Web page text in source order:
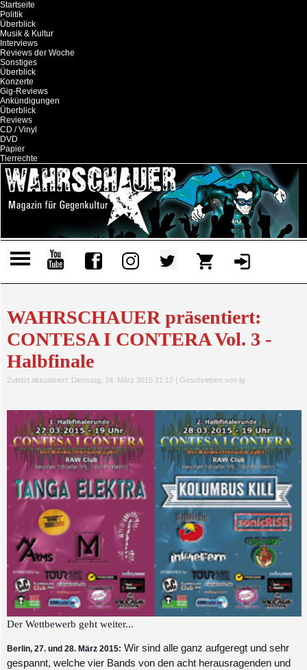
Startseite
Politik
Überblick
Musik & Kultur
Interviews
Reviews der Woche
Sonstiges
Überblick
Konzerte
Gig-Reviews
Ankündigungen
Überblick
Reviews
CD / Vinyl
DVD
Papier
Tierrechte
WAHRSCHAUER präsentiert:
CONTESA I CONTERA Vol. 3 -
Halbfinale
Zuletzt aktualisiert: Dienstag, 24. März 2015 21:12 | Geschrieben von lg
Der Wettbewerb geht weiter...
Berlin, 27. und 28. März 2015: Wir sind alle ganz aufgeregt und sehr
gespannt, welche vier Bands von den acht herausragenden und